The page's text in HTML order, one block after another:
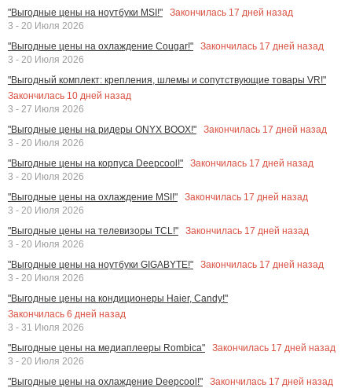
"Выгодные цены на ноутбуки MSI!"
Закончилась 17 дней назад
3 - 20 Июля 2026
"Выгодные цены на охлаждение Cougar!"
Закончилась 17 дней назад
3 - 20 Июля 2026
"Выгодный комплект: крепления, шлемы и сопутствующие товары VR!"
Закончилась 10 дней назад
3 - 27 Июля 2026
"Выгодные цены на ридеры ONYX BOOX!"
Закончилась 17 дней назад
3 - 20 Июля 2026
"Выгодные цены на корпуса Deepcool!"
Закончилась 17 дней назад
3 - 20 Июля 2026
"Выгодные цены на охлаждение MSI!"
Закончилась 17 дней назад
3 - 20 Июля 2026
"Выгодные цены на телевизоры TCL!"
Закончилась 17 дней назад
3 - 20 Июля 2026
"Выгодные цены на ноутбуки GIGABYTE!"
Закончилась 17 дней назад
3 - 20 Июля 2026
"Выгодные цены на кондиционеры Haier, Candy!"
Закончилась 6 дней назад
3 - 31 Июля 2026
"Выгодные цены на медиаплееры Rombica"
Закончилась 17 дней назад
3 - 20 Июля 2026
"Выгодные цены на охлаждение Deepcool!"
Закончилась 17 дней назад